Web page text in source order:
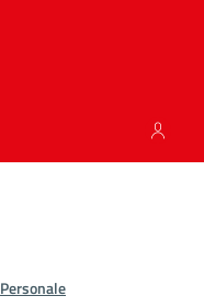
Personale